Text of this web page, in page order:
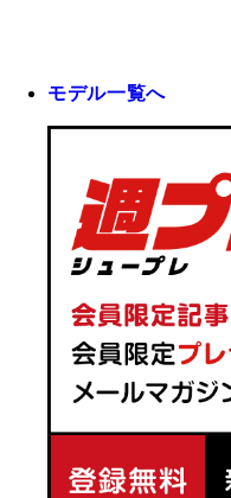
モデル一覧へ